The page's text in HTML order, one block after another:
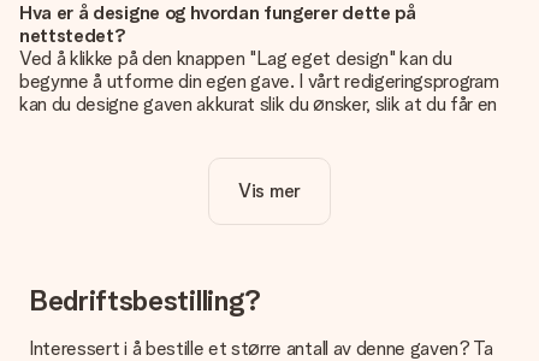
Hva er å designe og hvordan fungerer dette på
nettstedet?
Ved å klikke på den knappen "Lag eget design" kan du
begynne å utforme din egen gave. I vårt redigeringsprogram
kan du designe gaven akkurat slik du ønsker, slik at du får en
å gjøre gaven din helt unik.
Er eget design inkludert i prisen?
Hvordan vet jeg om bildt mitt er av riktig kvalitet?
Derfor er det viktig å bruke bilder av høy kvalitet. Hvis du er
Vis mer
Bedriftsbestilling?
Interessert i å bestille et større antall av denne gaven? Ta